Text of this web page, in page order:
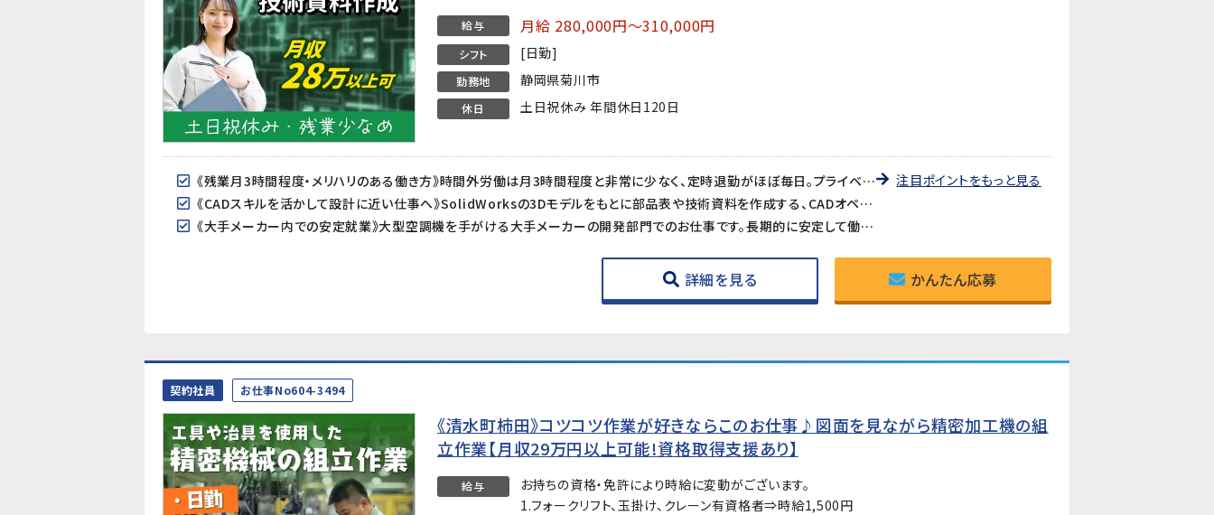
給与 月給 280,000円～310,000円
シフト [日勤]
勤務地 静岡県菊川市
休日 土日祝休み 年間休日120日
《残業月3時間程度・メリハリのある働き方》時間外労働は月3時間程度と非常に少なく、定時退勤がほぼ毎日。プライベートとのバランスが取りやすい環境です。
《CADスキルを活かして設計に近い仕事へ》SolidWorksの3Dモデルをもとに部品表や技術資料を作成する、CADオペレーターから一歩踏み込んだポジションです。将来的には設計補助・機械設計・技術サポートへのキャリアアップも目指せます。
《大手メーカー内での安定就業》大型空調機を手がける大手メーカーの開発部門でのお仕事です。長期的に安定して働ける環境で、当社スタッフも活躍中です。
注目ポイントをもっと見る
詳細を見る かんたん応募
契約社員 お仕事No604-3494
《清水町柿田》コツコツ作業が好きならこのお仕事♪図面を見ながら精密加工機の組
立作業【月収29万円以上可能!資格取得支援あり】
給与
お持ちの資格・免許により時給に変動がございます。
1.フォークリフト、玉掛け、クレーン有資格者⇒時給1,500円